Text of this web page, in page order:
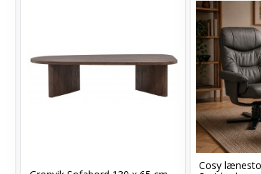
Cosy